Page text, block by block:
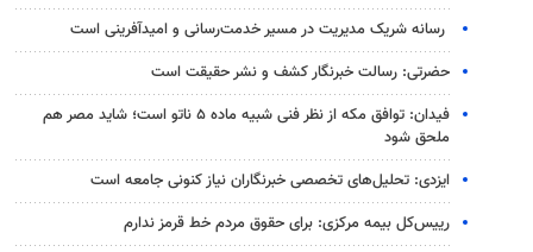
رسانه شریک مدیریت در مسیر خدمت‌رسانی و امیدآفرینی است
حضرتی: رسالت خبرنگار کشف و نشر حقیقت است
فیدان: توافق مکه از نظر فنی شبیه ماده ۵ ناتو است؛ شاید مصر هم
ملحق شود
ایزدی: تحلیل‌های تخصصی خبرنگاران نیاز کنونی جامعه است
رییس‌کل بیمه مرکزی: برای حقوق مردم خط قرمز ندارم